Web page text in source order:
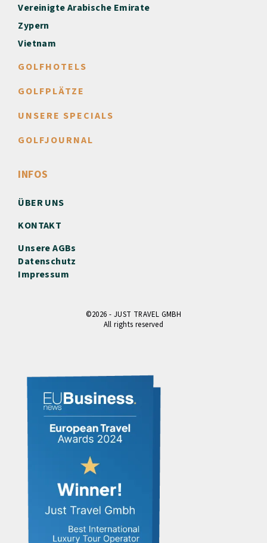
Vereinigte Arabische Emirate
Zypern
Vietnam
GOLFHOTELS
GOLFPLÄTZE
UNSERE SPECIALS
GOLFJOURNAL
INFOS
ÜBER UNS
KONTAKT
Unsere AGBs
Datenschutz
Impressum
©2026 - JUST TRAVEL GMBH
All rights reserved